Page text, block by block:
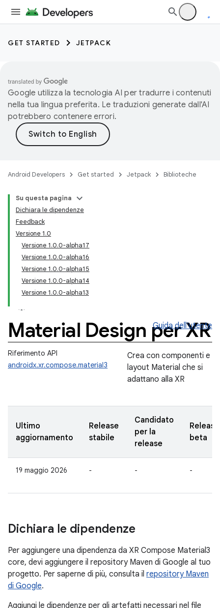
GET STARTED JETPACK
Google utilizza la tecnologia AI per tradurre i contenuti
nella tua lingua preferita. Le traduzioni generate dall'AI
potrebbero contenere errori.
Android Developers Get started Jetpack Biblioteche
Su questa pagina
Dichiara le dipendenze
Feedback
Versione 1.0
Versione 1.0.0-alpha17
Versione 1.0.0-alpha16
Versione 1.0.0-alpha15
Versione 1.0.0-alpha14
Versione 1.0.0-alpha13
Material Design per XR
Guida dell'utente
Riferimento API
androidx.xr.compose.material3
Crea con componenti e
layout Material che si
adattano alla XR
Ultimo
aggiornamento
Release
stabile
Candidato
per la
release
Release
beta
19 maggio 2026 - - -
Dichiara le dipendenze
Per aggiungere una dipendenza da XR Compose Material3
core, devi aggiungere il repository Maven di Google al tuo
progetto. Per saperne di più, consulta il repository Maven
di Google.
Aggiungi le dipendenze per gli artefatti necessari nel file